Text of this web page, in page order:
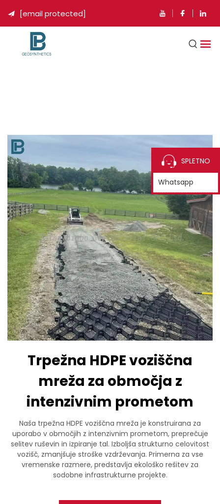
 [email protected]
Trpežna HDPE voziščna
mreža za območja z
intenzivnim prometom
Naša trpežna HDPE voziščna mreža je konstruirana za
uporabo v območjih z intenzivnim prometom, preprečuje
selitev ruševin in izpiranje tal. Izboljša strukturno celovitost
vozišč, zmanjšuje stroške vzdrževanja. Primerna za vse
vremenske razmere, predstavlja ekološko rešitev za
sodobne infrastrukturne projekte.
SPLETNO
Whatsapp